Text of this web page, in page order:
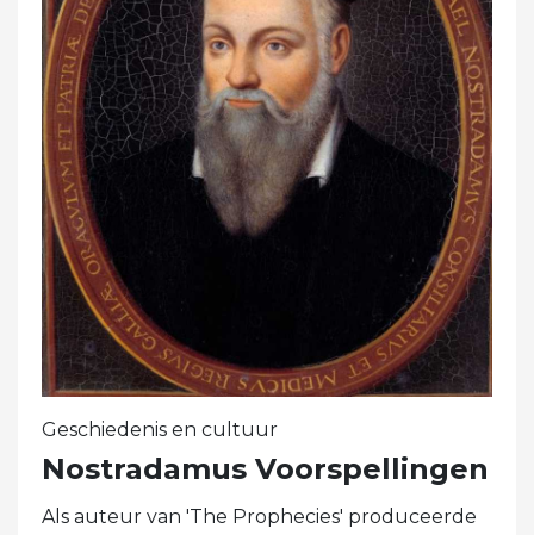
Geschiedenis en cultuur
Nostradamus Voorspellingen
Als auteur van 'The Prophecies' produceerde